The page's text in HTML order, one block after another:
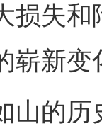
损失
崭新变
的历